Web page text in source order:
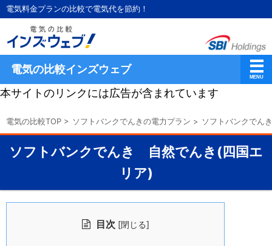
電気料金プランの比較で電気代を節約！
電気の比較インズウェブ
本サイトのリンクには広告が含まれています
電気の比較TOP > ソフトバンクでんきの電力プラン > ソフトバンクでん
ソフトバンクでんき 自然でんき(四国エ
リア)
目次 [閉じる]